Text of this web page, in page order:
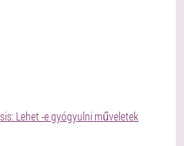
Lehet -e gyógyulni műveletek